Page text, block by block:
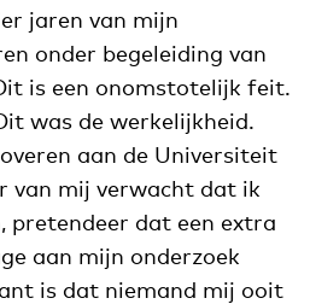
jaren van mijn
onder begeleiding van
is een onomstotelijk feit.
was de werkelijkheid.
aan de Universiteit
van mij verwacht dat ik
pretendeer dat een extra
aan mijn onderzoek
is dat niemand mij ooit